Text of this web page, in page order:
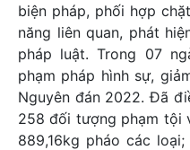
biện pháp, phối hợp
năng liên quan, phát
pháp luật. Trong 07
phạm pháp hình sự,
Nguyên đán 2022. Đã
258 đối tượng phạm tội
889,16kg pháo các